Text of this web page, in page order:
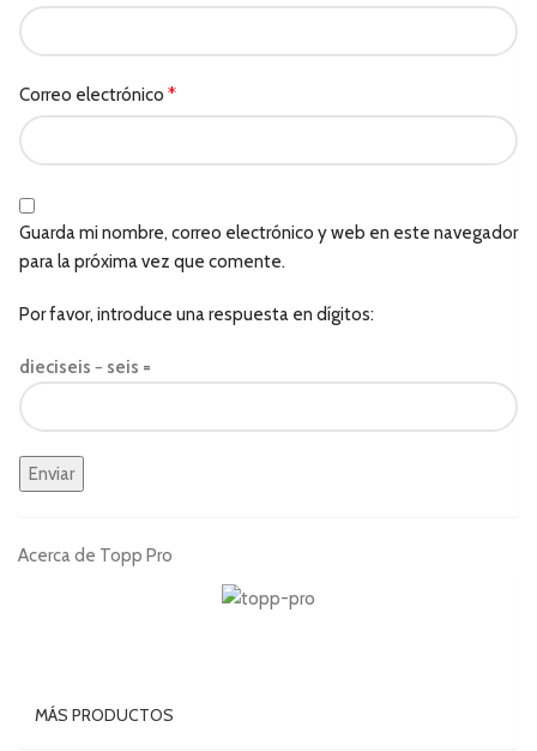
Correo electrónico *
Guarda mi nombre, correo electrónico y web en este navegador
para la próxima vez que comente.
Por favor, introduce una respuesta en dígitos:
dieciseis − seis =
Acerca de Topp Pro
MÁS PRODUCTOS